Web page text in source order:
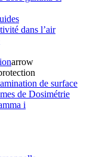
dans l’air
arrow
de surface
de Dosimétrie
i